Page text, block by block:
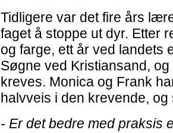
Tidligere var det fire års
faget å stoppe ut dyr. Etter
og farge, ett år ved landets
Søgne ved Kristiansand,
kreves. Monica og Frank
halvveis i den krevende,
- Er det bedre med praksis